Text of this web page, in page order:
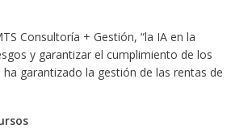
Consultoría + Gestión, “la IA en la
y garantizar el cumplimiento de los
garantizado la gestión de las rentas de